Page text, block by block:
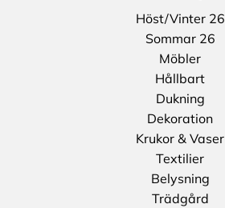
Höst/Vinter 26
Sommar 26
Möbler
Hållbart
Dukning
Dekoration
Krukor & Vaser
Textilier
Belysning
Trädgård